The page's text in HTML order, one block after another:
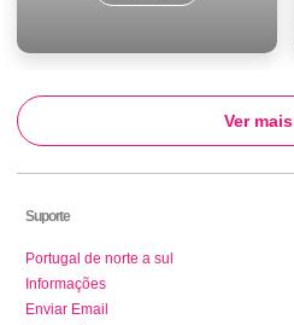
Ver mais
Suporte
Portugal de norte a sul
Informações
Enviar Email